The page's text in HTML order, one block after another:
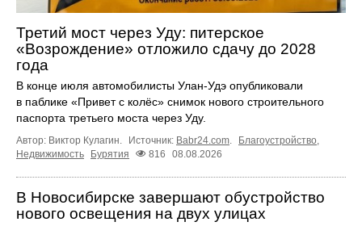
Третий мост через Уду: питерское
«Возрождение» отложило сдачу до 2028
года
В конце июля автомобилисты Улан-Удэ опубликовали
в паблике «Привет с колёс» снимок нового строительного
паспорта третьего моста через Уду.
Автор: Виктор Кулагин. Источник: Babr24.com Благоустройство
Недвижимость
Бурятия 816 08.08.2026
В Новосибирске завершают обустройство
нового освещения на двух улицах